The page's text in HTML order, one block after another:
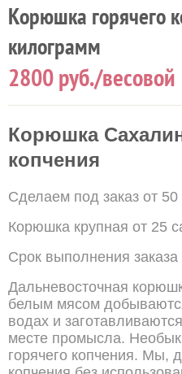
Корюшка горячего
килограмм
2800руб./весовой
Корюшка
копчения
Сделаем под заказ от
Корюшка крупная от 25
Срок выполнения
Дальневосточная
белым мясом
водах и
месте промысла.
горячего копчения. Мы,